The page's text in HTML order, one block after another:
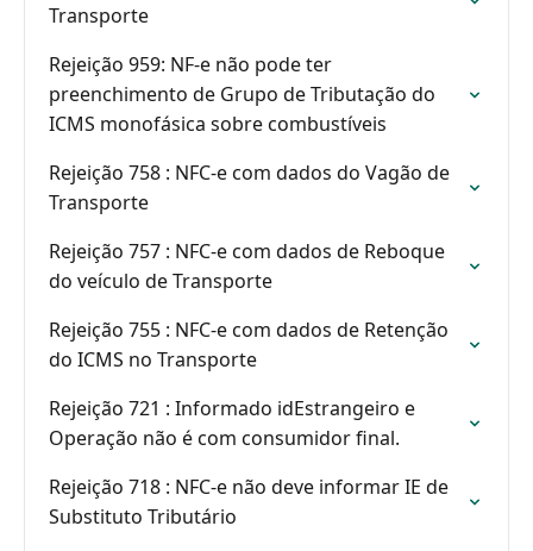
Transporte
Rejeição 959: NF-e não pode ter
preenchimento de Grupo de Tributação do
ICMS monofásica sobre combustíveis
Rejeição 758 : NFC-e com dados do Vagão de
Transporte
Rejeição 757 : NFC-e com dados de Reboque
do veículo de Transporte
Rejeição 755 : NFC-e com dados de Retenção
do ICMS no Transporte
Rejeição 721 : Informado idEstrangeiro e
Operação não é com consumidor final.
Rejeição 718 : NFC-e não deve informar IE de
Substituto Tributário